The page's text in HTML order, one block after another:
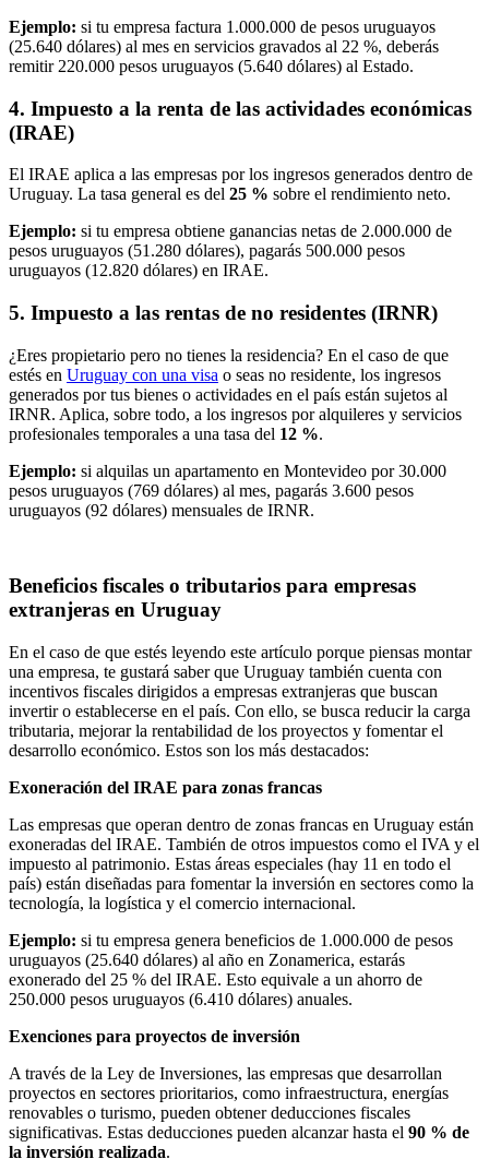
Ejemplo: si tu empresa factura 1.000.000 de pesos uruguayos
(25.640 dólares) al mes en servicios gravados al 22 %, deberás
remitir 220.000 pesos uruguayos (5.640 dólares) al Estado.
4. Impuesto a la renta de las actividades económicas
(IRAE)
El IRAE aplica a las empresas por los ingresos generados dentro de
Uruguay. La tasa general es del 25 % sobre el rendimiento neto.
Ejemplo: si tu empresa obtiene ganancias netas de 2.000.000 de
pesos uruguayos (51.280 dólares), pagarás 500.000 pesos
uruguayos (12.820 dólares) en IRAE.
5. Impuesto a las rentas de no residentes (IRNR)
¿Eres propietario pero no tienes la residencia? En el caso de que
estés en Uruguay con una visa o seas no residente, los ingresos
generados por tus bienes o actividades en el país están sujetos al
IRNR. Aplica, sobre todo, a los ingresos por alquileres y servicios
profesionales temporales a una tasa del 12 %.
Ejemplo: si alquilas un apartamento en Montevideo por 30.000
pesos uruguayos (769 dólares) al mes, pagarás 3.600 pesos
uruguayos (92 dólares) mensuales de IRNR.
Beneficios fiscales o tributarios para empresas
extranjeras en Uruguay
En el caso de que estés leyendo este artículo porque piensas montar
una empresa, te gustará saber que Uruguay también cuenta con
incentivos fiscales dirigidos a empresas extranjeras que buscan
invertir o establecerse en el país. Con ello, se busca reducir la carga
tributaria, mejorar la rentabilidad de los proyectos y fomentar el
desarrollo económico. Estos son los más destacados:
Exoneración del IRAE para zonas francas
Las empresas que operan dentro de zonas francas en Uruguay están
exoneradas del IRAE. También de otros impuestos como el IVA y el
impuesto al patrimonio. Estas áreas especiales (hay 11 en todo el
país) están diseñadas para fomentar la inversión en sectores como la
tecnología, la logística y el comercio internacional.
Ejemplo: si tu empresa genera beneficios de 1.000.000 de pesos
uruguayos (25.640 dólares) al año en Zonamerica, estarás
exonerado del 25 % del IRAE. Esto equivale a un ahorro de
250.000 pesos uruguayos (6.410 dólares) anuales.
Exenciones para proyectos de inversión
A través de la Ley de Inversiones, las empresas que desarrollan
proyectos en sectores prioritarios, como infraestructura, energías
renovables o turismo, pueden obtener deducciones fiscales
significativas. Estas deducciones pueden alcanzar hasta el 90 % de
la inversión realizada.